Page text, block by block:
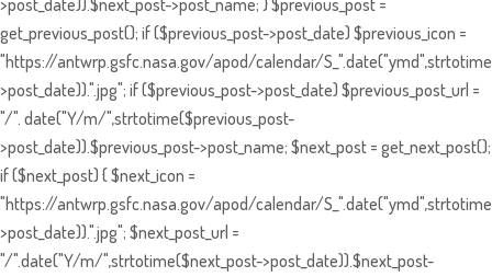
>post_date)).$next_post->post_name; } $previous_post =
get_previous_post(); if ($previous_post->post_date) $previous_icon =
"https://antwrp.gsfc.nasa.gov/apod/calendar/
>post_date)).".jpg"; if ($previous_post->post_date) $previous_post_url =
"/". date("Y/m/",strtotime($previous_post-
>post_date)).$previous_post->post_name; $next_post = get_next_post();
if ($next_post) { $next_icon =
"https://antwrp.gsfc.nasa.gov/apod/calendar/
>post_date)).".jpg"; $next_post_url =
"/".date("Y/m/",strtotime($next_post->post_date)).$next_post-